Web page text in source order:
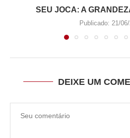
SEU JOCA: A
Publicado: 21/
DEIXE UM